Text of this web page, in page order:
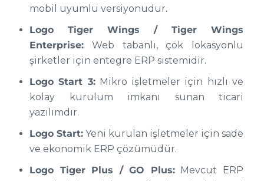
mobil uyumlu versiyonudur.
Logo Tiger Wings / Tiger Wings
Enterprise: Web tabanlı, çok lokasyonlu
şirketler için entegre ERP sistemidir.
Logo Start 3:Mikro işletmeler için hızlı ve
kolay kurulum imkanı sunan ticari
yazılımdır.
Logo Start: Yeni kurulan işletmeler için sade
ve ekonomik ERP çözümüdür.
Logo Tiger Plus / GO Plus:Mevcut ERP